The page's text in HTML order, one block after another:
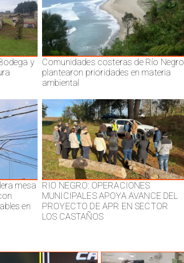
y
Comunidades costeras de Río Negro
plantearon prioridades en materia
ambiental
mesa
en
RIO NEGRO: OPERACIONES
MUNICIPALES APOYA AVANCE DEL
PROYECTO DE APR EN SECTOR
LOS CASTAÑOS